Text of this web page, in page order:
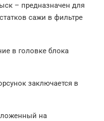
– предназначен для
сажи в фильтре
в головке блока
заключается в
на